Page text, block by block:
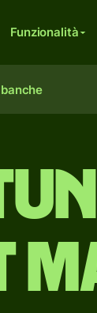
Funzionalità